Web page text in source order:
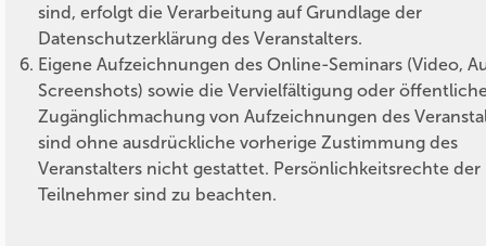
sind, erfolgt die Verarbeitung auf Grundlage der
Datenschutzerklärung des Veranstalters.
Eigene Aufzeichnungen des Online-Seminars (Video,
Screenshots) sowie die Vervielfältigung oder
Zugänglichmachung von Aufzeichnungen des
sind ohne ausdrückliche vorherige Zustimmung des
Veranstalters nicht gestattet. Persönlichkeitsrechte der
Teilnehmer sind zu beachten.